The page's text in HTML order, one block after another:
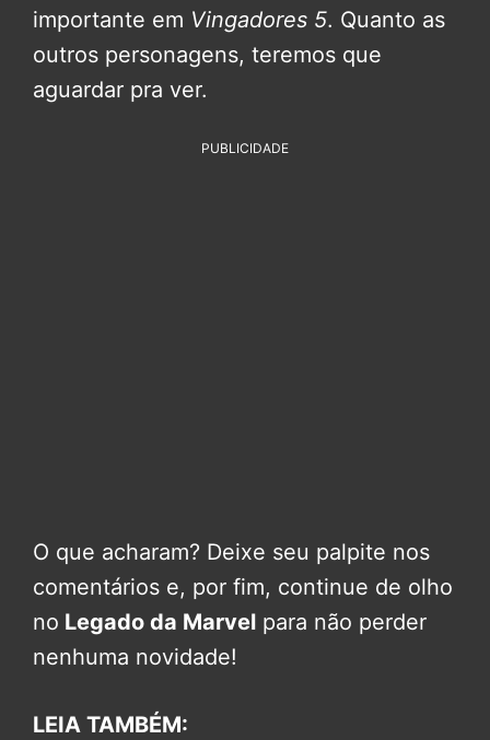
importante em Vingadores 5. Quanto as
outros personagens, teremos que
aguardar pra ver.
PUBLICIDADE
O que acharam? Deixe seu palpite nos
comentários e, por fim, continue de olho
no Legado da Marvel para não perder
nenhuma novidade!
LEIA TAMBÉM: